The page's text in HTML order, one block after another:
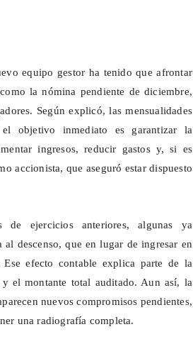
equipo gestor ha tenido que afrontar
la nómina pendiente de diciembre,
Según explicó, las mensualidades
objetivo inmediato es garantizar la
ingresos, reducir gastos y, si es
accionista, que aseguró estar dispuesto
de ejercicios anteriores, algunas ya
al descenso, que en lugar de ingresar en
efecto contable explica parte de la
el montante total auditado. Aun así, la
nuevos compromisos pendientes,
una radiografía completa.